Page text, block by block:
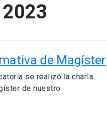
de Magíster
se realizó la charla
de nuestro